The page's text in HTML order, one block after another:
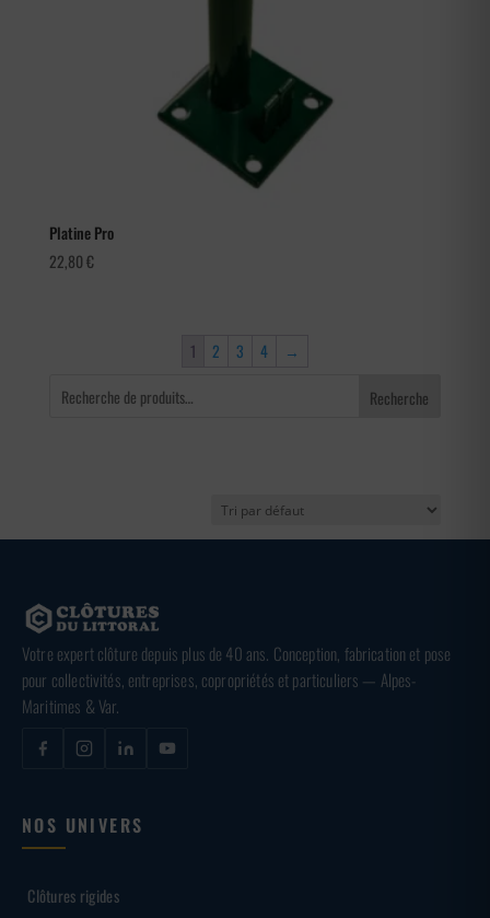
Platine Pro
22,80€
1 2 3 4 →
Recherche
Votre expert clôture depuis plus de 40 ans. Conception, fabrication et pose
pour collectivités, entreprises, copropriétés et particuliers — Alpes-
Maritimes & Var.
NOS UNIVERS
Clôtures rigides